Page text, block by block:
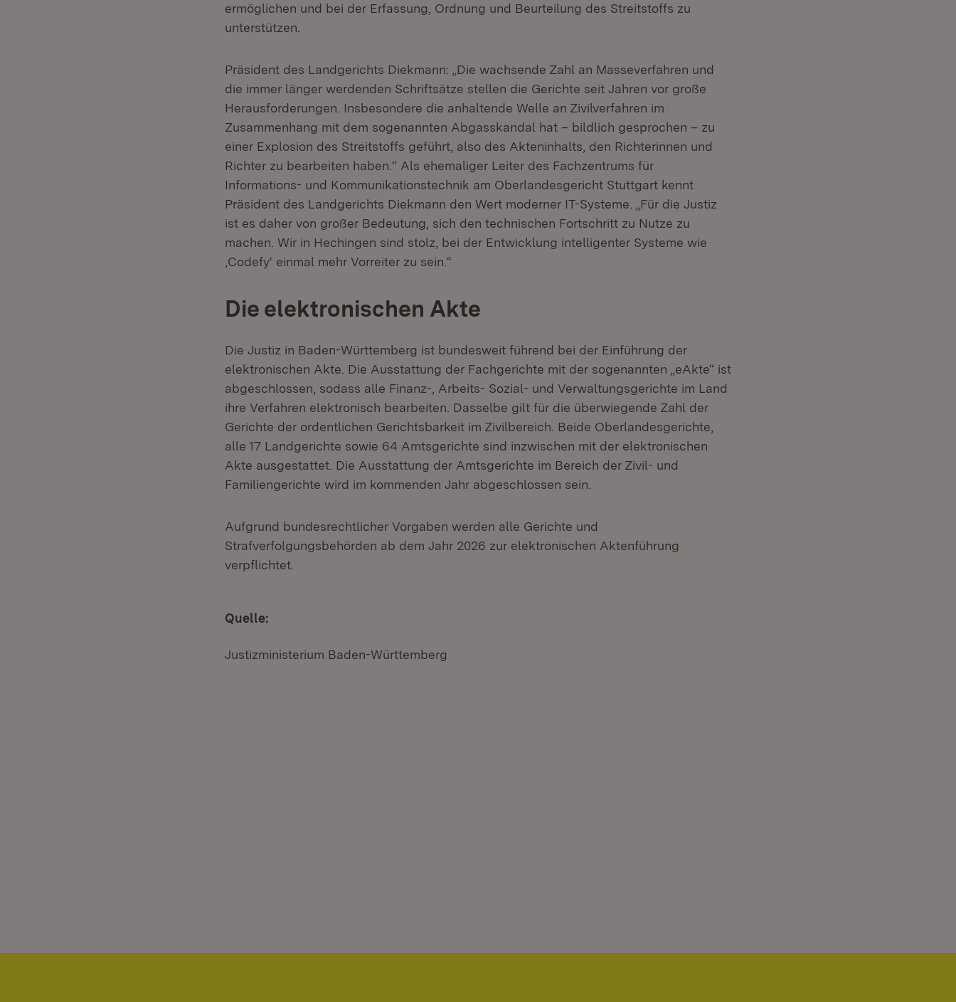
ermöglichen und bei der Erfassung, Ordnung und Beurteilung des Streitstoffs zu
unterstützen.
Präsident des Landgerichts Diekmann: „Die wachsende Zahl an Masseverfahren und
die immer länger werdenden Schriftsätze stellen die Gerichte seit Jahren vor große
Herausforderungen. Insbesondere die anhaltende Welle an Zivilverfahren im
Zusammenhang mit dem sogenannten Abgasskandal hat – bildlich gesprochen – zu
einer Explosion des Streitstoffs geführt, also des Akteninhalts, den Richterinnen und
Richter zu bearbeiten haben.“ Als ehemaliger Leiter des Fachzentrums für
Informations- und Kommunikationstechnik am Oberlandesgericht Stuttgart kennt
Präsident des Landgerichts Diekmann den Wert moderner IT-Systeme. „Für die Justiz
ist es daher von großer Bedeutung, sich den technischen Fortschritt zu Nutze zu
machen. Wir in Hechingen sind stolz, bei der Entwicklung intelligenter Systeme wie
‚Codefy‘ einmal mehr Vorreiter zu sein.“
Die elektronischen Akte
Die Justiz in Baden-Württemberg ist bundesweit führend bei der Einführung der
elektronischen Akte. Die Ausstattung der Fachgerichte mit der sogenannten „eAkte“ ist
abgeschlossen, sodass alle Finanz-, Arbeits- Sozial- und Verwaltungsgerichte im Land
ihre Verfahren elektronisch bearbeiten. Dasselbe gilt für die überwiegende Zahl der
Gerichte der ordentlichen Gerichtsbarkeit im Zivilbereich. Beide Oberlandesgerichte,
alle 17 Landgerichte sowie 64 Amtsgerichte sind inzwischen mit der elektronischen
Akte ausgestattet. Die Ausstattung der Amtsgerichte im Bereich der Zivil- und
Familiengerichte wird im kommenden Jahr abgeschlossen sein.
Aufgrund bundesrechtlicher Vorgaben werden alle Gerichte und
Strafverfolgungsbehörden ab dem Jahr 2026 zur elektronischen Aktenführung
verpflichtet.
Quelle:
Justizministerium Baden-Württemberg